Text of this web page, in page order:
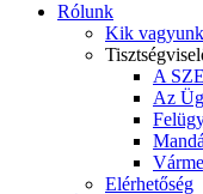
Rólunk
Kik
A
Az
Elérhetőség